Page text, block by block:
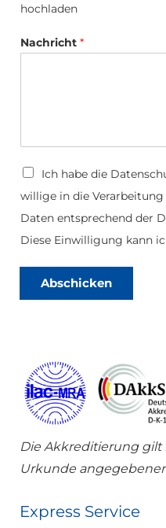
l
a
d
hochladen
-Nachricht *
D
t
e
n
s
h
t
Ich habe die
willige in die
Daten entsprechend der
Diese Einwilligung kann
Abschicken
Die Akkreditierung gilt
Urkunde
Express Service